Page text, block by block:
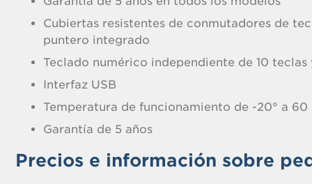
Cubiertas resistentes de conmutadores de
puntero integrado
Teclado numérico independiente de 10
Interfaz USB
Temperatura de funcionamiento de -20° a 60
Garantía de 5 años
Precios e información sobre